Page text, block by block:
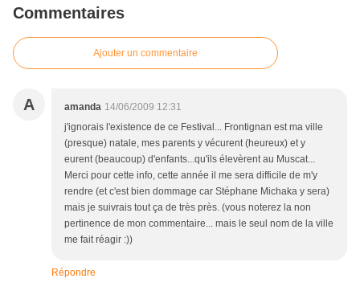
Commentaires
Ajouter un commentaire
A amanda 14/06/2009 12:31
j'ignorais l'existence de ce Festival... Frontignan est ma ville
(presque) natale, mes parents y vécurent (heureux) et y
eurent (beaucoup) d'enfants...qu'ils élevèrent au Muscat...
Merci pour cette info, cette année il me sera difficile de m'y
rendre (et c'est bien dommage car Stéphane Michaka y sera)
mais je suivrais tout ça de très près. (vous noterez la non
pertinence de mon commentaire... mais le seul nom de la ville
me fait réagir :))
Répondre